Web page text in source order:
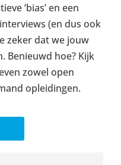
‘bias’ en een
(en dus ook
zeker dat we jouw
Benieuwd hoe? Kijk
zowel open
opleidingen.